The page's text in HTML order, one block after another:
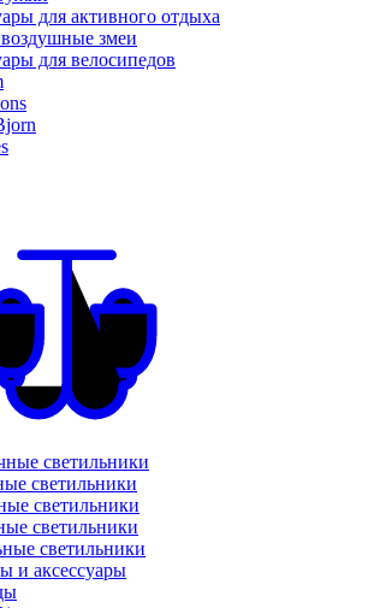
для активного отдыха
змеи
для велосипедов
светильники
светильники
светильники
светильники
светильники
и аксессуары